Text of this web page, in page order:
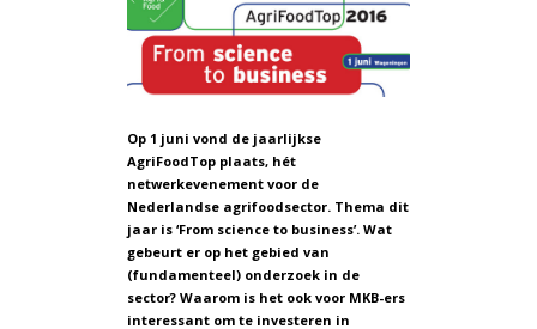
Op 1 juni vond de jaarlijkse
AgriFoodTop plaats, hét
netwerkevenement voor de
Nederlandse agrifoodsector. Thema dit
jaar is ‘From science to business’. Wat
gebeurt er op het gebied van
(fundamenteel) onderzoek in de
sector? Waarom is het ook voor MKB-ers
interessant om te investeren in